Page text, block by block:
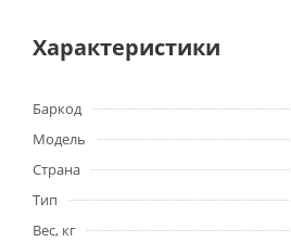
Характеристики
Баркод
Модель
Страна
Тип
Вес, кг